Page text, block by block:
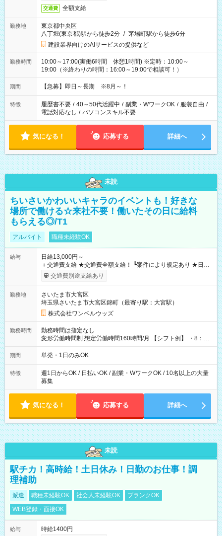
交通費 全額支給
勤務地
東京都中央区
八丁堀(東京都)駅から徒歩2分 / 茅場町駅から徒歩6分
建設業界向けのAIサービスの提供など
勤務時間
10:00～17:00(実働6時間 休憩1時間) ※定時：10:00～
19:00（※終わりの時間：16:00～19:00で相談可！）
期間 【急募】即日～長期 ※8月～！
特徴 履歴書不要 / 40～50代活躍中 / 副業・WワークOK / 服装自由 /
電話対応なし / パソコンスキル不要
気になる！ 応募する 詳細へ
未読
ちいさいかわいいキャラのイベントも！好きな
場所で働ける☆来社不要！働いたその日に給料
もらえる◎/T1
アルバイト 職種未経験OK
給与
日給13,000円～
＋交通費支給 ★交通費全額支給！ ┗案件により規定あり ★日払
いOK！（規定あり） ┗働いたその日に現金GET♪ お仕事後はコ
ンビニATMから 日払い分を引き落とせます！ 【試用期間】試
交通費別途支給あり
勤務地
さいたま市大宮区
埼玉県さいたま市大宮区錦町（最寄り駅：大宮駅）
株式会社ワンベルウッズ
勤務時間
勤務時間は指定なし
変形労働時間制 想定労働時間160時間/月 【シフト例】 ・8：00
～21：00
期間 単発・1日のみOK
特徴
週1日からOK / 日払いOK / 副業・WワークOK / 10名以上の大量
募集
気になる！ 応募する 詳細へ
未読
駅チカ！高時給！土日休み！日勤のお仕事！調
理補助
派遣 職種未経験OK 社会人未経験OK
ブランクOK
WEB登録・面接OK
給与
時給1400円